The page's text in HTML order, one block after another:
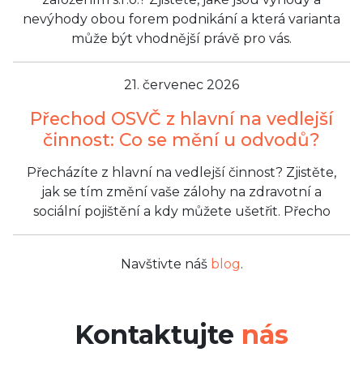
nevýhody obou forem podnikání a která varianta
může být vhodnější právě pro vás.
21. červenec 2026
Přechod OSVČ z hlavní na vedlejší
činnost: Co se mění u odvodů?
Přecházíte z hlavní na vedlejší činnost? Zjistěte,
jak se tím změní vaše zálohy na zdravotní a
sociální pojištění a kdy můžete ušetřit. Přecho
Navštivte náš blog.
Kontaktujte nás